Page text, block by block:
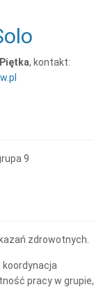
, kontakt:
9
zdrowotnych.
pracy w grupie,